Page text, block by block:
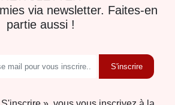
via newsletter. Faites-en
partie aussi !
S'inscrire